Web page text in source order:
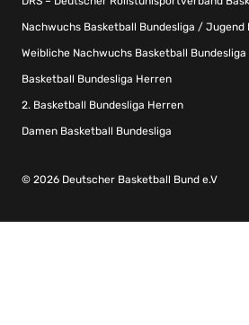
Nachwuchs Basketball Bundesliga / Jugend
Weibliche Nachwuchs Basketball Bundesliga
Basketball Bundesliga Herren
2. Basketball Bundesliga Herren
Damen Basketball Bundesliga
© 2026 Deutscher Basketball Bund e.V